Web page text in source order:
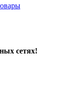
сетях!